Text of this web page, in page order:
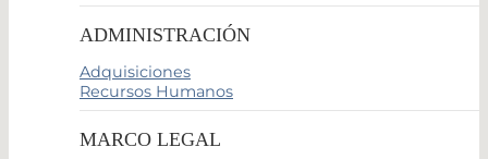
ADMINISTRACIÓN
Adquisiciones
Recursos Humanos
MARCO LEGAL